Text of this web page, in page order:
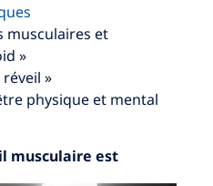
musculaires et
»
»
physique et mental
musculaire est